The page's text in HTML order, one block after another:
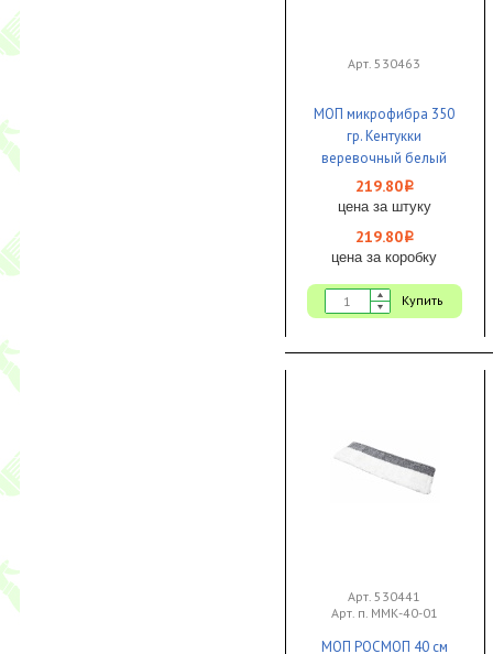
Арт. 530463
МОП микрофибра 350
гр. Кентукки
веревочный белый
Эконом 1/15
219.80i
цена за штуку
219.80i
цена за коробку
Купить
Арт. 530441
Арт. п. MМК-40-01
МОП РОСМОП 40 см